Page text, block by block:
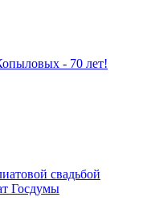
- 70 лет!
свадьбой
Госдумы